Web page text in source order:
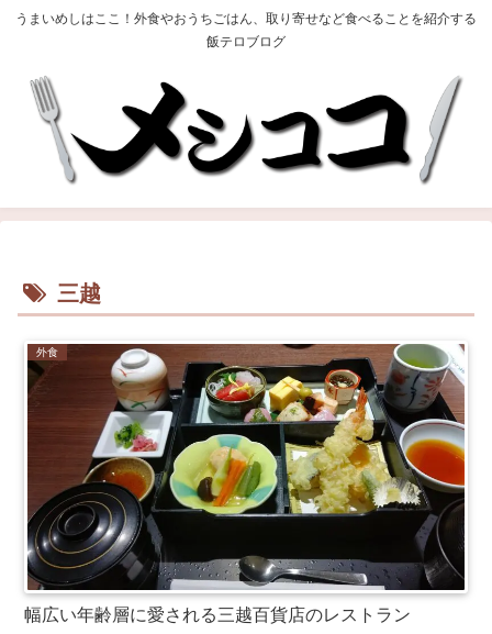
うまいめしはここ！外食やおうちごはん、取り寄せなど食べることを紹介する
飯テロブログ
三越
外食
幅広い年齢層に愛される三越百貨店のレストラン